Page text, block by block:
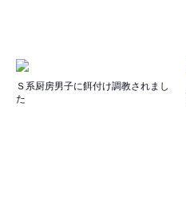
Ｓ系厨房男子に餌付け調教されまし
た